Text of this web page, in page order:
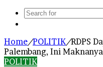
Home/POLITIK/RDPS
Palembang, Ini
POLITIK